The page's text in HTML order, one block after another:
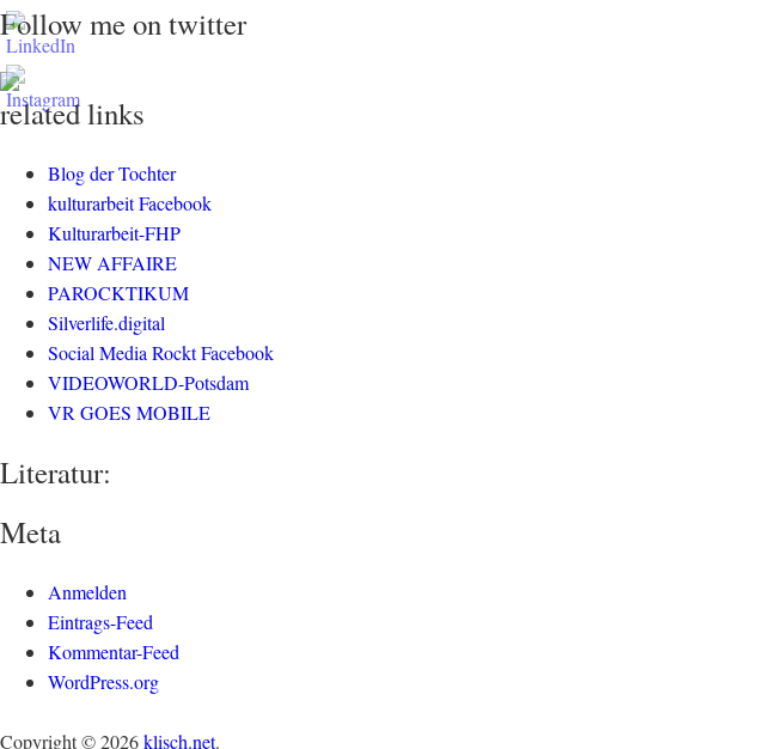
Follow me on twitter
related links
Blog der Tochter
kulturarbeit Facebook
Kulturarbeit-FHP
NEW AFFAIRE
PAROCKTIKUM
Silverlife.digital
Social Media Rockt Facebook
VIDEOWORLD-Potsdam
VR GOES MOBILE
Literatur:
Meta
Anmelden
Eintrags-Feed
Kommentar-Feed
WordPress.org
Copyright © 2026klisch.net.